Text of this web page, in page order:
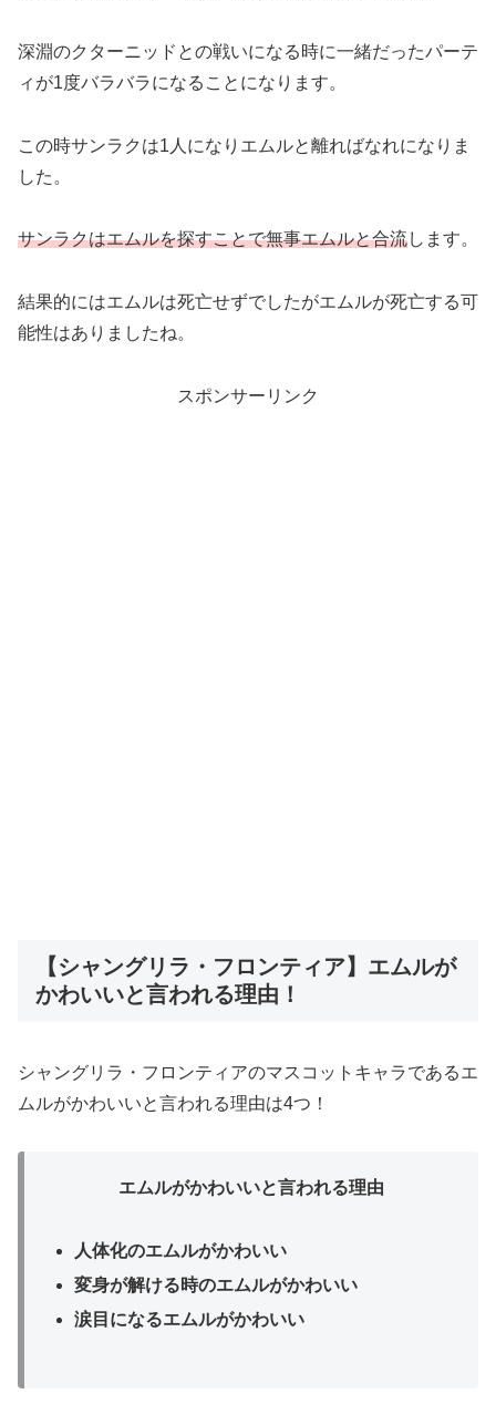
深淵のクターニッドとの戦いになる時に一緒だったパーテ
ィが1度バラバラになることになります。
この時サンラクは1人になりエムルと離ればなれになりま
した。
サンラクはエムルを探すことで無事エムルと合流します。
結果的にはエムルは死亡せずでしたがエムルが死亡する可
能性はありましたね。
スポンサーリンク
【シャングリラ・フロンティア】エムルが
かわいいと言われる理由！
シャングリラ・フロンティアのマスコットキャラであるエ
ムルがかわいいと言われる理由は4つ！
エムルがかわいいと言われる理由
人体化のエムルがかわいい
変身が解ける時のエムルがかわいい
涙目になるエムルがかわいい